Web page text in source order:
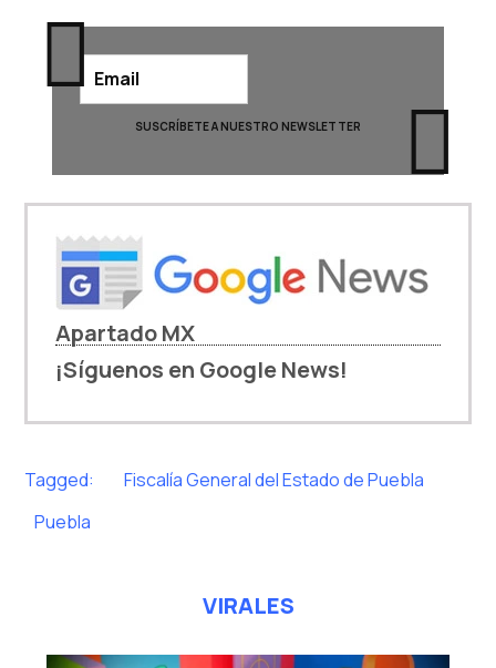
Apartado MX
¡Síguenos en Google News!
Tagged:
Fiscalía General del Estado de Puebla
Puebla
VIRALES